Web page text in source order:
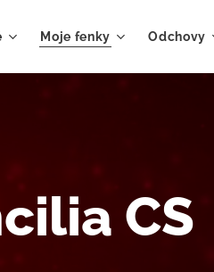
Moje fenky Odchovy
CS